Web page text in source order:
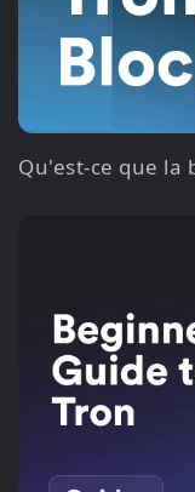
Qu'est-ce que la